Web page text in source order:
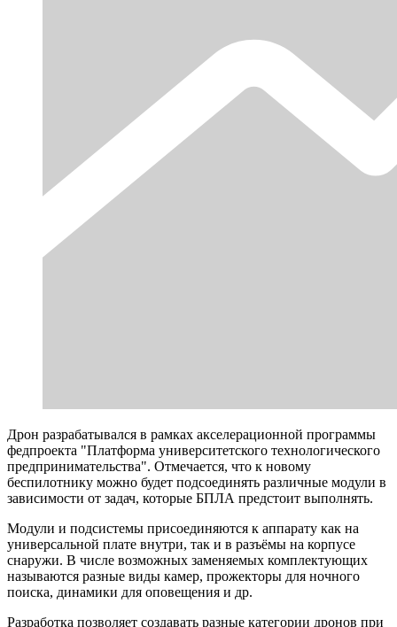
Дрон разрабатывался в рамках акселерационной программы
федпроекта "Платформа университетского технологического
предпринимательства". Отмечается, что к новому
беспилотнику можно будет подсоединять различные модули в
зависимости от задач, которые БПЛА предстоит выполнять.
Модули и подсистемы присоединяются к аппарату как на
универсальной плате внутри, так и в разъёмы на корпусе
снаружи. В числе возможных заменяемых комплектующих
называются разные виды камер, прожекторы для ночного
поиска, динамики для оповещения и др.
Разработка позволяет создавать разные категории дронов при